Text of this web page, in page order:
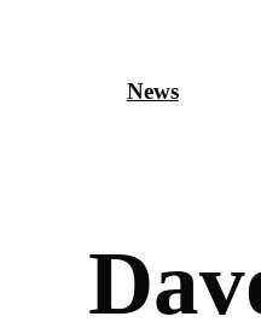
News
Dav